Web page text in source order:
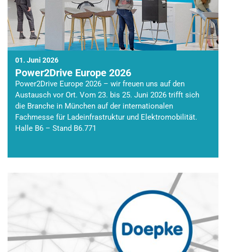
01. Juni 2026
Power2Drive Europe 2026
Power2Drive Europe 2026 – wir freuen uns auf den
Austausch vor Ort. Vom 23. bis 25. Juni 2026 trifft sich
die Branche in München auf der internationalen
Fachmesse für Ladeinfrastruktur und Elektromobilität.
Halle B6 – Stand B6.771